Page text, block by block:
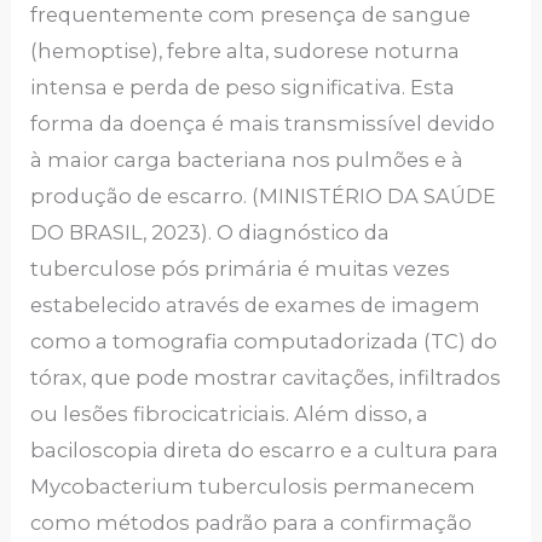
frequentemente com presença de sangue
(hemoptise), febre alta, sudorese noturna
intensa e perda de peso significativa. Esta
forma da doença é mais transmissível devido
à maior carga bacteriana nos pulmões e à
produção de escarro. (MINISTÉRIO DA SAÚDE
DO BRASIL, 2023). O diagnóstico da
tuberculose pós primária é muitas vezes
estabelecido através de exames de imagem
como a tomografia computadorizada (TC) do
tórax, que pode mostrar cavitações, infiltrados
ou lesões fibrocicatriciais. Além disso, a
baciloscopia direta do escarro e a cultura para
Mycobacterium tuberculosis permanecem
como métodos padrão para a confirmação